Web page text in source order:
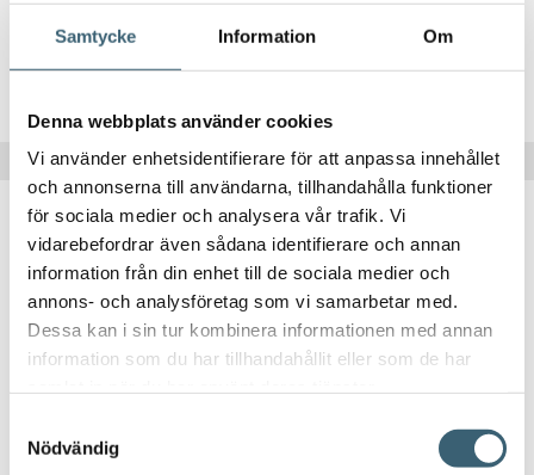
Samtycke Information Om
Denna webbplats använder cookies
Vi använder enhetsidentifierare för att anpassa innehållet
och annonserna till användarna, tillhandahålla funktioner
för sociala medier och analysera vår trafik. Vi
vidarebefordrar även sådana identifierare och annan
information från din enhet till de sociala medier och
annons- och analysföretag som vi samarbetar med.
Dessa kan i sin tur kombinera informationen med annan
information som du har tillhandahållit eller som de har
Nödvändig
VATTENTANKAR UNDER MARK
Sluten Tank IT 13000-52000L